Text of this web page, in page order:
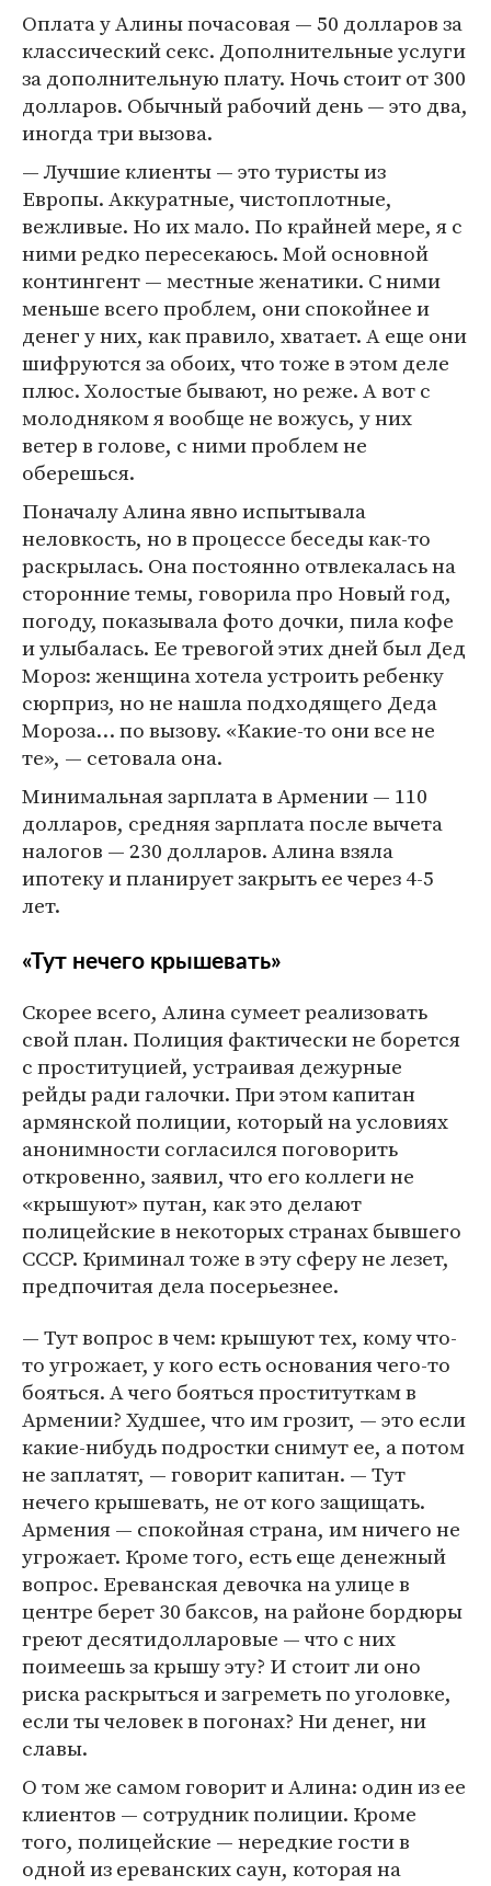
Оплата у Алины почасовая — 50 долларов за
классический секс. Дополнительные услуги
за дополнительную плату. Ночь стоит от 300
долларов. Обычный рабочий день — это два,
иногда три вызова.
— Лучшие клиенты — это туристы из
Европы. Аккуратные, чистоплотные,
вежливые. Но их мало. По крайней мере, я с
ними редко пересекаюсь. Мой основной
контингент — местные женатики. С ними
меньше всего проблем, они спокойнее и
денег у них, как правило, хватает. А еще они
шифруются за обоих, что тоже в этом деле
плюс. Холостые бывают, но реже. А вот с
молодняком я вообще не вожусь, у них
ветер в голове, с ними проблем не
оберешься.
Поначалу Алина явно испытывала
неловкость, но в процессе беседы как-то
раскрылась. Она постоянно отвлекалась на
сторонние темы, говорила про Новый год,
погоду, показывала фото дочки, пила кофе
и улыбалась. Ее тревогой этих дней был Дед
Мороз: женщина хотела устроить ребенку
сюрприз, но не нашла подходящего Деда
Мороза… по вызову. «Какие-то они все не
те», — сетовала она.
Минимальная зарплата в Армении — 110
долларов, средняя зарплата после вычета
налогов — 230 долларов. Алина взяла
ипотеку и планирует закрыть ее через 4-5
лет.
«Тут нечего крышевать»
Скорее всего, Алина сумеет реализовать
свой план. Полиция фактически не борется
с проституцией, устраивая дежурные
рейды ради галочки. При этом капитан
армянской полиции, который на условиях
анонимности согласился поговорить
откровенно, заявил, что его коллеги не
«крышуют» путан, как это делают
полицейские в некоторых странах бывшего
СССР. Криминал тоже в эту сферу не лезет,
предпочитая дела посерьезнее.
— Тут вопрос в чем: крышуют тех, кому что-
то угрожает, у кого есть основания чего-то
бояться. А чего бояться проституткам в
Армении? Худшее, что им грозит, — это если
какие-нибудь подростки снимут ее, а потом
не заплатят, — говорит капитан. — Тут
нечего крышевать, не от кого защищать.
Армения — спокойная страна, им ничего не
угрожает. Кроме того, есть еще денежный
вопрос. Ереванская девочка на улице в
центре берет 30 баксов, на районе бордюры
греют десятидолларовые — что с них
поимеешь за крышу эту? И стоит ли оно
риска раскрыться и загреметь по уголовке,
если ты человек в погонах? Ни денег, ни
славы.
О том же самом говорит и Алина: один из ее
клиентов — сотрудник полиции. Кроме
того, полицейские — нередкие гости в
одной из ереванских саун, которая на